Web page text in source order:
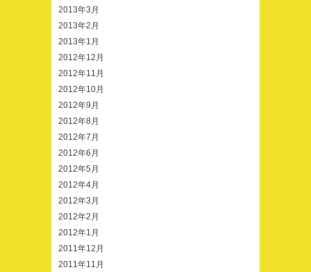
2013年3月
2013年2月
2013年1月
2012年12月
2012年11月
2012年10月
2012年9月
2012年8月
2012年7月
2012年6月
2012年5月
2012年4月
2012年3月
2012年2月
2012年1月
2011年12月
2011年11月